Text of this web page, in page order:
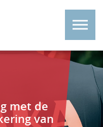
met de
van